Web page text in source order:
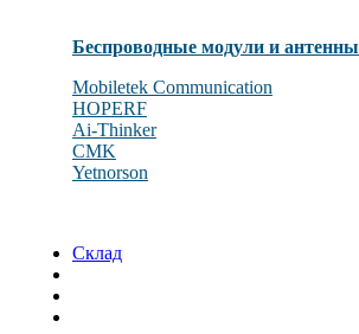
Беспроводные модули и антенны
Mobiletek Communication
HOPERF
Ai-Thinker
CMK
Yetnorson
Склад